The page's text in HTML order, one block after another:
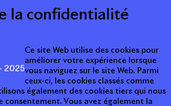
2025
la confidentialité
Ce site Web utilise des cookies pour
améliorer votre expérience lorsque
vous naviguez sur le site Web. Parmi
ceux-ci, les cookies classés comme
également des cookies tiers qui nous
Vous avez également la